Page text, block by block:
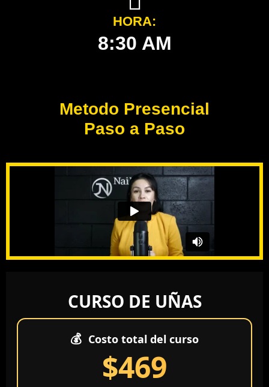
HORA:
8:30 AM
Metodo Presencial
Paso a Paso
CURSO DE UÑAS
💰 Costo total del curso
$469